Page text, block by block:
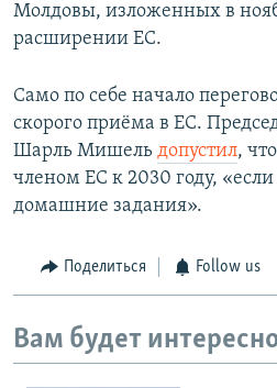
Молдовы, изложенных в
расширении ЕС.
Само по себе начало
скорого приёма в ЕС.
Шарль Мишель допустил,
членом ЕС к 2030 году,
домашние задания».
Поделиться Follow us
Вам будет